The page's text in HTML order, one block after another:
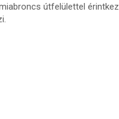
útfelülettel